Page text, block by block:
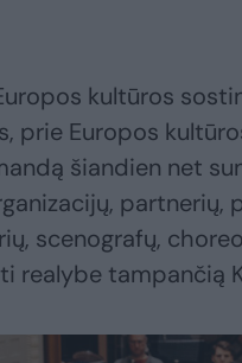
kultūros
prie Europos
šiandien net
partnerių,
scenografų,
realybe tampančią